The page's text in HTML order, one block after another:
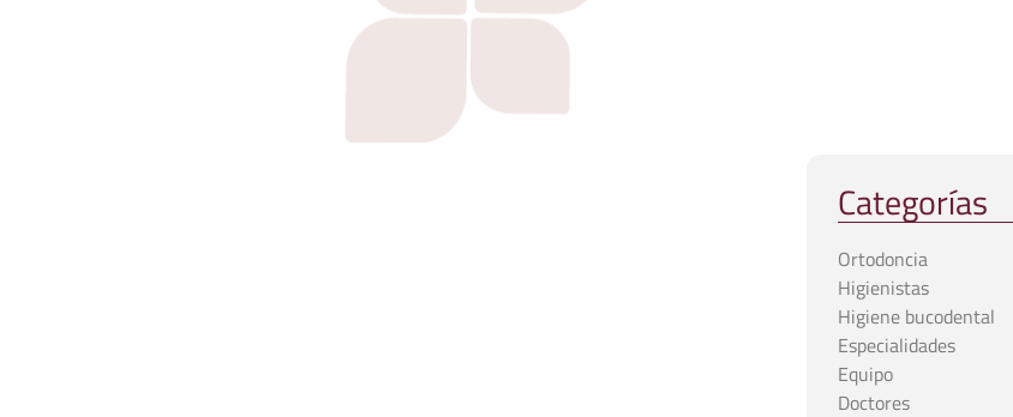
Categorías
Ortodoncia
Higienistas
Higiene bucodental
Especialidades
Equipo
Doctores